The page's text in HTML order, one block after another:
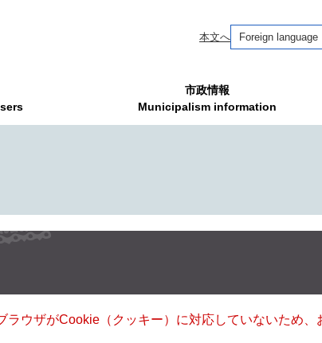
本文へ Foreign language
市政情報
Municipalism information
ウザがCookie（クッキー）に対応していないため、